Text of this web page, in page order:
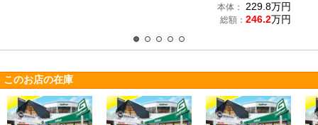
本体： 229.8万円
総額： 246.2万円
このお店の在庫